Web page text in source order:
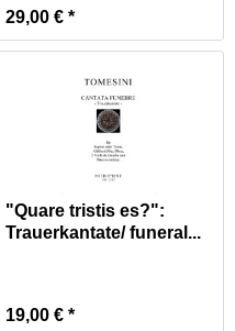
29,00 € *
"Quare tristis es?":
Trauerkantate/ funeral...
19,00 € *